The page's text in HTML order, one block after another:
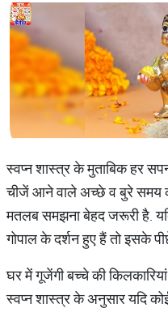
स्वप्न शास्त्र के मुताबिक हर
चीजें आने वाले अच्छे व बुरे समय
मतलब समझना बेहद जरूरी है.
गोपाल के दर्शन हुए हैं तो इसके
घर में गूजेंगी बच्चे की किलकारियां
स्वप्न शास्त्र के अनुसार यदि